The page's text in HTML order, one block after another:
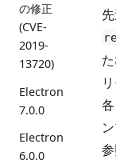
の修正
(CVE-
2019-
13720)
Electron
7.0.0
Electron
6.0.0